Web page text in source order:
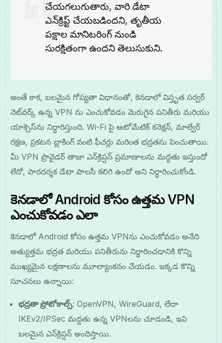
చేయగలుగుతారు, వారి డేటా
ఎన్‌క్రిప్ట్ చేయబడిందని, తృతీయ
పక్షాల మానిటరింగ్ నుండి
సురక్షితంగా ఉందని తెలుసుకుని.
అంతే కాక, బలమైన గోప్యతా విధానంతో, కెనడాలో విస్తృత సర్వర్
నెట్‌వర్క్ ఉన్న VPN ను ఎంచుకోవడం మెరుగైన పనితీరు మరియు
యాక్సెస్‌ను నిర్ధారిస్తుంది. Wi-Fi పై ఆటోమేటిక్ కనెక్షన్, మాల్వేర్
రక్షణ, ప్రకటన బ్లాకింగ్ వంటి ఫీచర్లు మరింత భద్రతను పెంచుతాయి.
మీ VPN ప్రొవైడర్ తాజా ఎన్‌క్రిప్షన్ ప్రమాణాలను మద్దతు ఇస్తుందో
లేదో, పారదర్శక డేటా పాలసీ కలిగి ఉందో అని నిర్ధారించుకోండి.
కెనడాలో Android కోసం ఉత్తమ VPN
ఎంచుకోవడం ఎలా
కెనడాలో Android కోసం ఉత్తమ VPNను ఎంచుకోవడం అనేది
అత్యుత్తమ భద్రత మరియు పనితీరును నిర్ధారించడానికి కొన్ని
ముఖ్యమైన లక్షణాలను మూల్యాంకనం చేయడం. ఇక్కడ కొన్ని
సూచనలు ఉన్నాయి:
భద్రతా ప్రోటోకాల్స్: OpenVPN, WireGuard, లేదా
IKEv2/IPSec మద్దతు ఉన్న VPNలను చూడండి, ఇవి
బలమైన ఎన్‌క్రిప్షన్ అందిస్తాయి.